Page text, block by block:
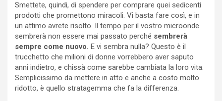
Smettete, quindi, di spendere per comprare quei sedicenti
prodotti che promettono miracoli. Vi basta fare così, e in
un attimo avrete risolto. Il tempo per il vostro microonde
sembrerà non essere mai passato perché sembrerà
sempre come nuovo. E vi sembra nulla? Questo è il
trucchetto che milioni di donne vorrebbero aver saputo
anni indietro, e chissà come sarebbe cambiata la loro vita.
Semplicissimo da mettere in atto e anche a costo molto
ridotto, è quello stratagemma che fa la differenza.